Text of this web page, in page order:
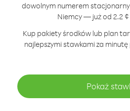
dowolnym numerem
Niemcy — już od 2.2
Kup pakiety środków lub plan
najlepszymi stawkami za minutę
Pokaż